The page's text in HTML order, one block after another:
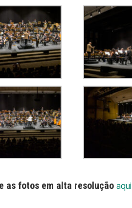
as fotos em alta resoluçãoaqui